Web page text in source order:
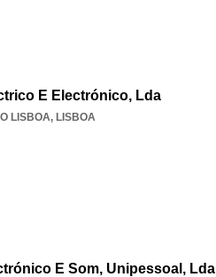
E Electrónico, Lda
LISBOA, LISBOA
E Som, Unipessoal, Lda